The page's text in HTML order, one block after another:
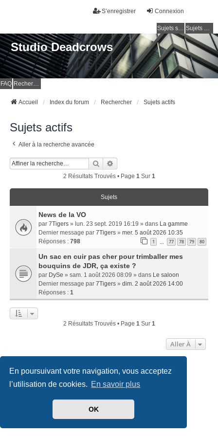
En poursuivant votre navigation, vous acceptez
l’utilisation de cookies. En savoir plus
OK
Connexion
S’enregistrer
Sujets sans réponse Sujets actifs
Studio Deadcrows
FAQ Rechercher
Accueil Index du forum Rechercher Sujets actifs
Sujets actifs
Aller à la recherche avancée
Rechercher
2 Résultats Trouvés • Page 1Sur 1
Sujets
News de la VO
par 7Tigers » lun. 23 sept. 2019 16:19 » dans La gamme
Dernier message par 7Tigers » mer. 5 août 2026 10:35
Réponses : 798 1 77 78 79 80
Un sac en cuir pas cher pour trimballer mes
bouquins de JDR, ça existe ?
par DySe » sam. 1 août 2026 08:09 » dans Le saloon
Dernier message par 7Tigers » dim. 2 août 2026 14:00
Réponses : 1
2 Résultats Trouvés • Page 1Sur 1
Aller À
Accueil Index du forum Nous contacter
phpBB-fr.com
created by INVENTEA & v12mike
Conditions